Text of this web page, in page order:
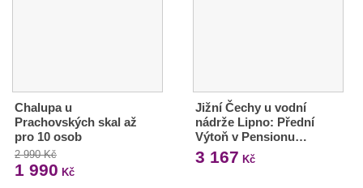
Chalupa u
Prachovských skal až
pro 10 osob
2 990 Kč
1 990 Kč
Jižní Čechy u vodní
nádrže Lipno: Přední
Výtoň v Pensionu…
3 167 Kč